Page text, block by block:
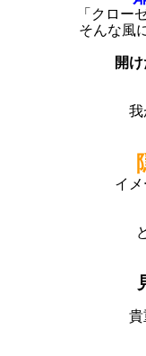
「クロー
そんな風
開
我
イ
貴